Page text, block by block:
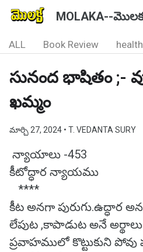
MOLAKA--మొలక
ALL Book Review
సునంద భాషితం ;-
ఖమ్మం
మార్చి 27, 2024 • T. VEDANTA SURY
న్యాయాలు -453
కీటోద్ధార న్యాయము
****
కీట అనగా పురుగు.ఉద్ధార
లేపుట ,కాపాడుట అనే
ప్రవాహములో కొట్టుకుని పోవు